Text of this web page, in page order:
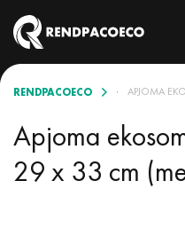
RENDPACOECO
EKO SOMAS KLĀSTĀ APJOMA
Apjoma
29 x 33 cm